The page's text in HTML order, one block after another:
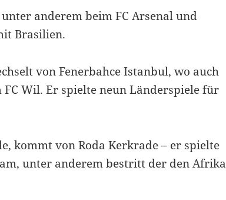
anderem beim FC Arsenal und
Brasilien.
von Fenerbahce Istanbul, wo auch
FC Wil. Er spielte neun Länderspiele für
kommt von Roda Kerkrade – er spielte
unter anderem bestritt der den Afrika